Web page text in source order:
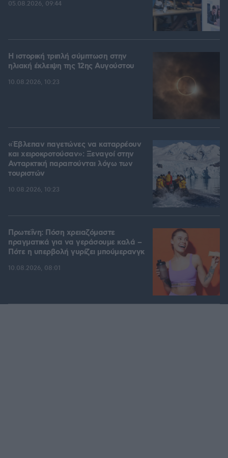
05.08.2026, 09:44
Η ιστορική τριπλή σύμπτωση στην
ηλιακή έκλειψη της 12ης Αυγούστου
10.08.2026, 10:23
«Έβλεπαν παγετώνες να καταρρέουν
και χειροκροτούσαν»: Ξεναγοί στην
Ανταρκτική παραιτούνται λόγω των
τουριστών
10.08.2026, 10:23
Πρωτεΐνη: Πόση χρειαζόμαστε
πραγματικά για να γεράσουμε καλά –
Πότε η υπερβολή γυρίζει μπούμερανγκ
10.08.2026, 08:01